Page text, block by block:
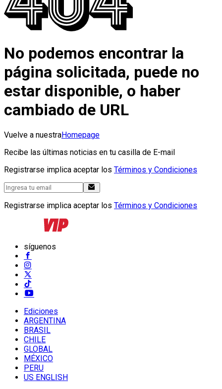
No podemos encontrar la
página solicitada, puede no
estar disponible, o haber
cambiado de URL
Vuelve a nuestraHomepage
Recibe las últimas noticias en tu casilla de E-mail
Registrarse implica aceptar los Términos y Condiciones
Registrarse implica aceptar los Términos y Condiciones
síguenos
Ediciones
ARGENTINA
BRASIL
CHILE
GLOBAL
MÉXICO
PERU
US ENGLISH